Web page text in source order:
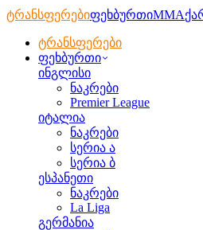
ტრანსფერებიფეხბურთიMMA
ტრანსფერები
ფეხბურთი
ინგლისი
ნაკრები
Premier League
იტალია
ნაკრები
სერია ა
სერია ბ
ესპანეთი
ნაკრები
La Liga
გერმანია